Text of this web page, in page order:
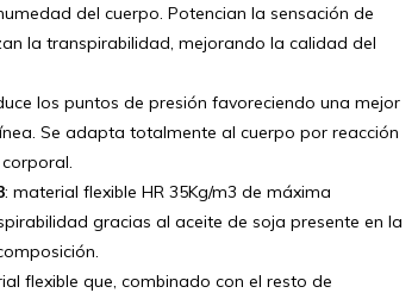
del cuerpo. Potencian la sensación de
la transpirabilidad, mejorando la calidad del
los puntos de presión favoreciendo una mejor
Se adapta totalmente al cuerpo por reacción
: material flexible HR 35Kg/m3 de máxima
gracias al aceite de soja presente en la
flexible que, combinado con el resto de